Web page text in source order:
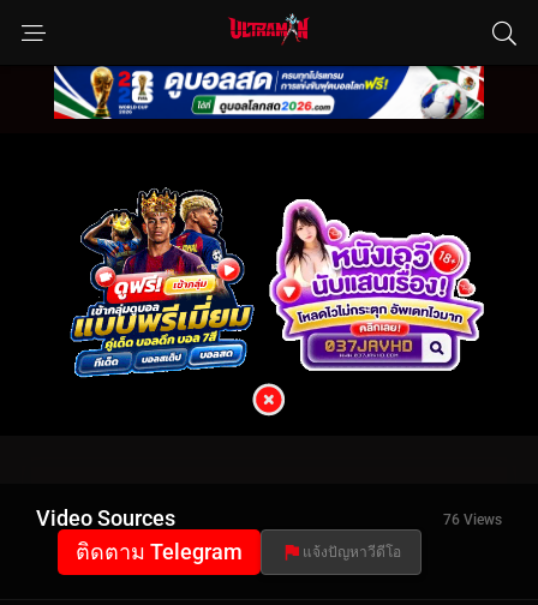
Video Sources 76 Views
ติดตาม Telegram แจ้งปัญหาวีดีโอ